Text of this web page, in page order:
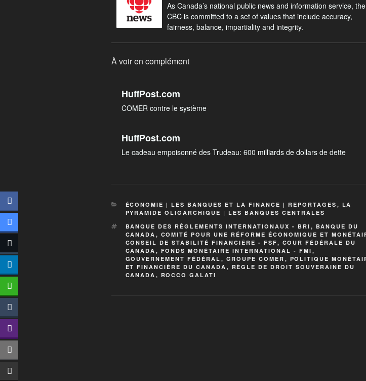
As Canada’s national public news and information service, the
CBC is committed to a set of values that include accuracy,
fairness, balance, impartiality and integrity.
À voir en complément
HuffPost.com
COMER contre le système
HuffPost.com
Le cadeau empoisonné des Trudeau: 600 milliards de dollars de dette
ÉCONOMIE | LES BANQUES ET LA FINANCE | REPORTAGES , LA
PYRAMIDE OLIGARCHIQUE | LES BANQUES CENTRALES
BANQUE DES RÈGLEMENTS INTERNATIONAUX - BRI , BANQUE DU
CANADA , COMITÉ POUR UNE RÉFORME ÉCONOMIQUE ET
CONSEIL DE STABILITÉ FINANCIÈRE - FSF, COUR FÉDÉRALE DU
CANADA , FONDS MONÉTAIRE INTERNATIONAL - FMI ,
GOUVERNEMENT FÉDÉRAL , GROUPE COMER , POLITIQUE
ET FINANCIÈRE DU CANADA , RÈGLE DE DROIT SOUVERAINE DU
CANADA , ROCCO GALATI